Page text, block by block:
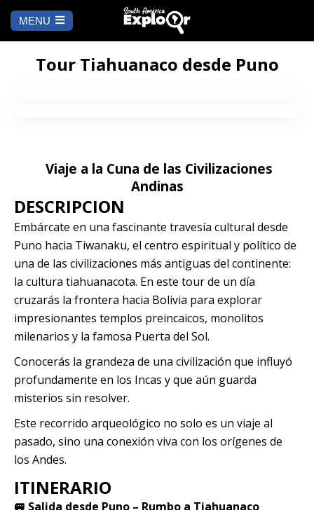
MENU
Lima
Puno
Arequipa
Iquitos
Machu Picchu
Quillabamba
Salkantay
Tambopata
SALAR DE
UYUNI
BLOG
CONTÁCTANOS
a
Tour Tiahuanaco desde Puno
Viaje a la Cuna de las Civilizaciones
Andinas
DESCRIPCION
Embárcate en una fascinante travesía cultural desde
Puno hacia Tiwanaku, el centro espiritual y político de
una de las civilizaciones más antiguas del continente:
la cultura tiahuanacota. En este tour de un día
cruzarás la frontera hacia Bolivia para explorar
impresionantes templos preincaicos, monolitos
milenarios y la famosa Puerta del Sol.
Conocerás la grandeza de una civilización que influyó
profundamente en los Incas y que aún guarda
misterios sin resolver.
Este recorrido arqueológico no solo es un viaje al
pasado, sino una conexión viva con los orígenes de
los Andes.
ITINERARIO
🚐 Salida desde Puno – Rumbo a Tiahuanaco